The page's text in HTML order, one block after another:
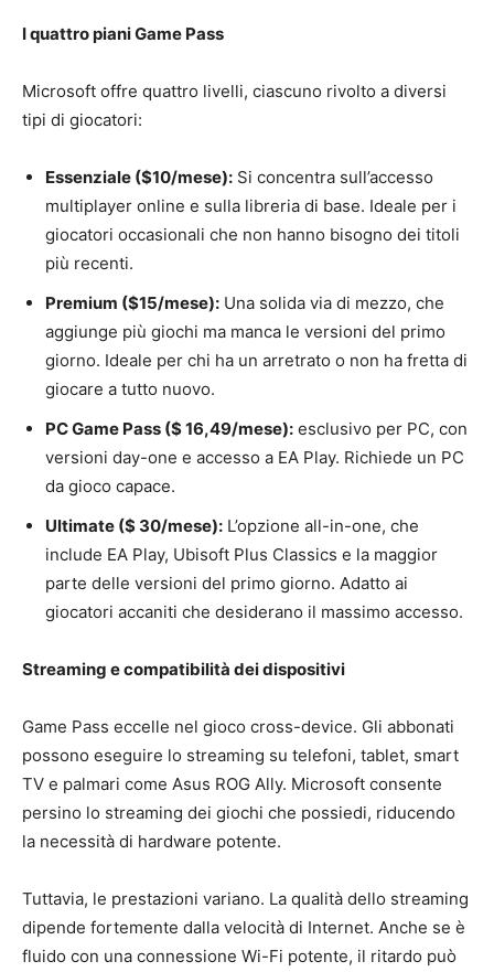
I quattro piani Game Pass
Microsoft offre quattro livelli, ciascuno rivolto a diversi
tipi di giocatori:
Essenziale ($10/mese): Si concentra sull’accesso
multiplayer online e sulla libreria di base. Ideale per i
giocatori occasionali che non hanno bisogno dei titoli
più recenti.
Premium ($15/mese): Una solida via di mezzo, che
aggiunge più giochi ma manca le versioni del primo
giorno. Ideale per chi ha un arretrato o non ha fretta di
giocare a tutto nuovo.
PC Game Pass ($ 16,49/mese): esclusivo per PC, con
versioni day-one e accesso a EA Play. Richiede un PC
da gioco capace.
Ultimate ($ 30/mese): L’opzione all-in-one, che
include EA Play, Ubisoft Plus Classics e la maggior
parte delle versioni del primo giorno. Adatto ai
giocatori accaniti che desiderano il massimo accesso.
Streaming e compatibilità dei dispositivi
Game Pass eccelle nel gioco cross-device. Gli abbonati
possono eseguire lo streaming su telefoni, tablet, smart
TV e palmari come Asus ROG Ally. Microsoft consente
persino lo streaming dei giochi che possiedi, riducendo
la necessità di hardware potente.
Tuttavia, le prestazioni variano. La qualità dello streaming
dipende fortemente dalla velocità di Internet. Anche se è
fluido con una connessione Wi-Fi potente, il ritardo può